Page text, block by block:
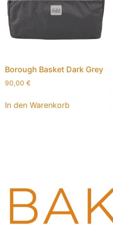
Borough Basket Dark Grey
90,00 €
In den Warenkorb